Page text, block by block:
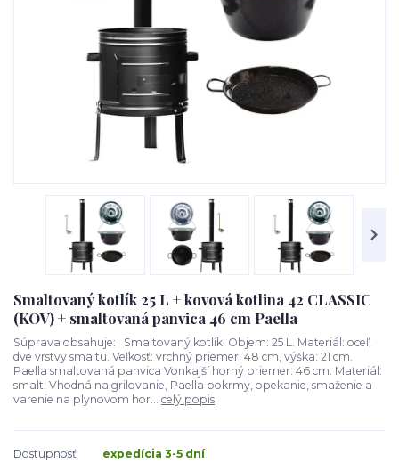
Smaltovaný kotlík 25 L + kovová kotlina 42 CLASSIC
(KOV) + smaltovaná panvica 46 cm Paella
Súprava obsahuje: Smaltovaný kotlík. Objem: 25 L. Materiál: oceľ,
dve vrstvy smaltu. Veľkosť: vrchný priemer: 48 cm, výška: 21 cm.
Paella smaltovaná panvica Vonkajší horný priemer: 46 cm. Materiál:
smalt. Vhodná na grilovanie, Paella pokrmy, opekanie, smaženie a
varenie na plynovom hor... celý popis
Dostupnosť expedícia 3-5 dní